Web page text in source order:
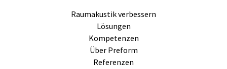
Raumakustik verbessern
Lösungen
Kompetenzen
Über Preform
Referenzen